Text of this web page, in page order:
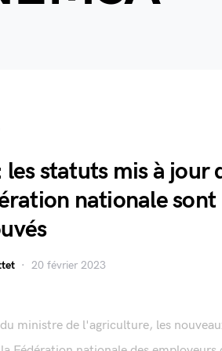
les statuts mis à jour
nationale sont
20 février 2023
ministre de l'agriculture, les